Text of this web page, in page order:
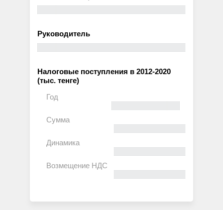
Руководитель
Налоговые поступления в 2012-2020
(тыс. тенге)